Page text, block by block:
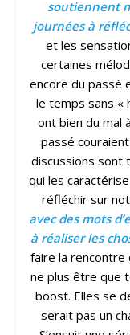
soutiennent
journées à
et les
certaines
encore du passé
le temps sans «
ont bien du mal
passé
discussions sont
qui les
réfléchir sur
avec des mots
à réaliser les
faire la rencontre
ne plus être que
boost. Elles se
serait pas un